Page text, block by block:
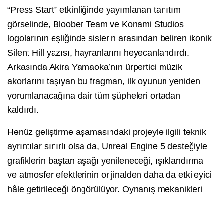
“Press Start” etkinliğinde yayımlanan tanıtım
görselinde, Bloober Team ve Konami Studios
logolarının eşliğinde sislerin arasından beliren ikonik
Silent Hill yazısı, hayranlarını heyecanlandırdı.
Arkasında Akira Yamaoka’nın ürpertici müzik
akorlarını taşıyan bu fragman, ilk oyunun yeniden
yorumlanacağına dair tüm şüpheleri ortadan
kaldırdı.
Henüz geliştirme aşamasındaki projeyle ilgili teknik
ayrıntılar sınırlı olsa da, Unreal Engine 5 desteğiyle
grafiklerin baştan aşağı yenileneceği, ışıklandırma
ve atmosfer efektlerinin orijinalden daha da etkileyici
hâle getirileceği öngörülüyor. Oynanış mekanikleri